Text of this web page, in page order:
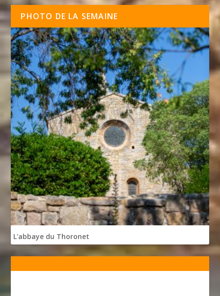
PHOTO DE LA SEMAINE
L'abbaye du Thoronet